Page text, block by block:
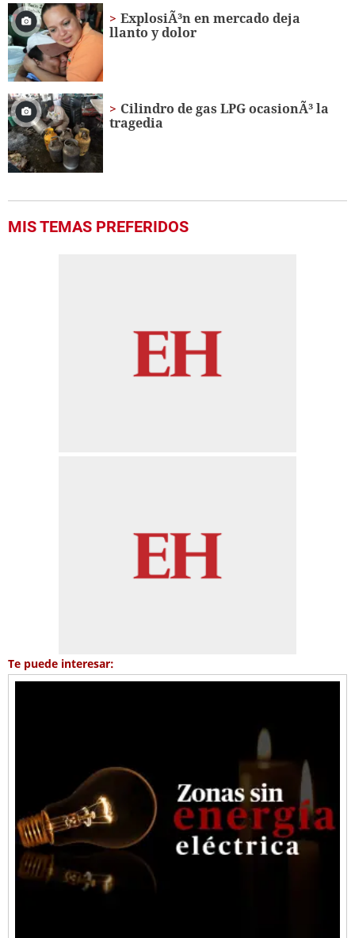
ExplosiÃ³n en mercado deja
llanto y dolor
Cilindro de gas LPG ocasionÃ³ la
tragedia
MIS TEMAS PREFERIDOS
Te puede interesar: